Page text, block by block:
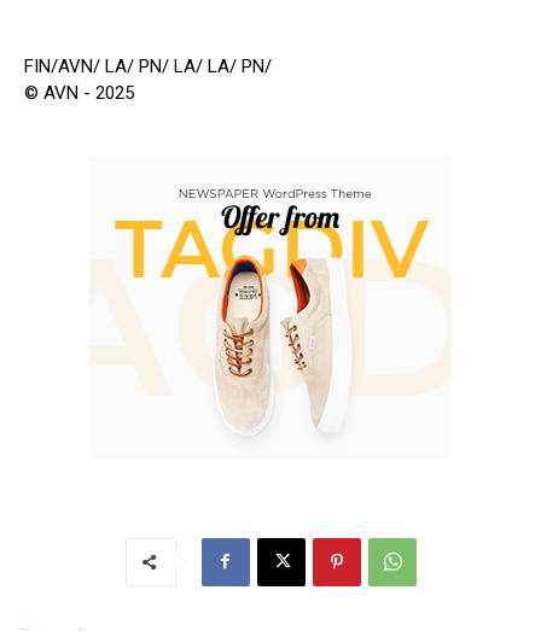
FIN/AVN/ LA/ PN/ LA/ LA/ PN/
© AVN - 2025